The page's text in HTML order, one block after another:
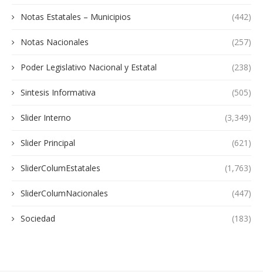
Notas Estatales – Municipios (442)
Notas Nacionales (257)
Poder Legislativo Nacional y Estatal (238)
Sintesis Informativa (505)
Slider Interno (3,349)
Slider Principal (621)
SliderColumEstatales (1,763)
SliderColumNacionales (447)
Sociedad (183)